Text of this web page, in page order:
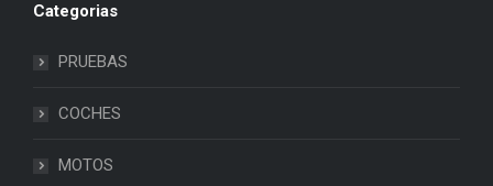
Categorias
PRUEBAS
COCHES
MOTOS